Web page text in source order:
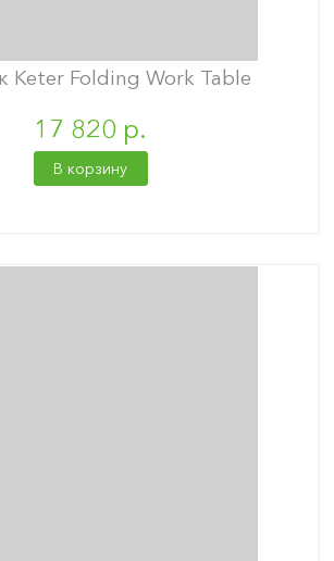
Keter Folding Work Table
17 820 р.
В корзину